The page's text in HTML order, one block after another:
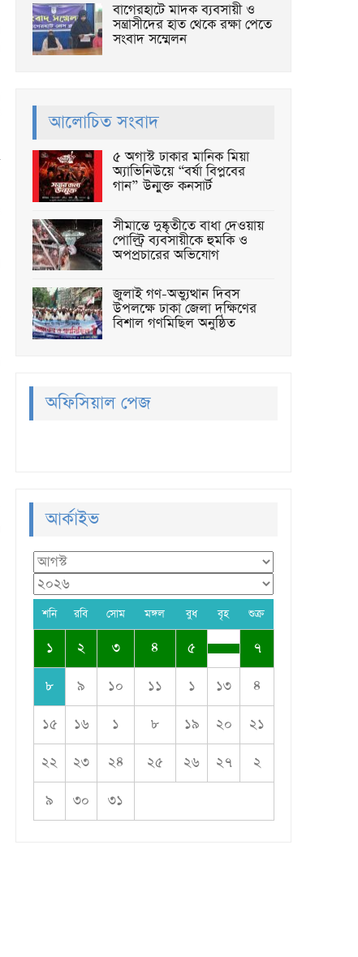
বাগেরহাটে মাদক ব্যবসায়ী ও
সন্ত্রাসীদের হাত থেকে রক্ষা পেতে
সংবাদ সম্মেলন
আলোচিত সংবাদ
৫ অগাস্ট ঢাকার মানিক মিয়া
অ্যাভিনিউয়ে “বর্ষা বিপ্লবের
গান” উন্মুক্ত কনসার্ট
সীমান্তে দুষ্কৃতীতে বাধা দেওয়ায়
পোল্ট্রি ব্যবসায়ীকে হুমকি ও
অপপ্রচারের অভিযোগ
জুলাই গণ-অভ্যুত্থান দিবস
উপলক্ষে ঢাকা জেলা দক্ষিণের
বিশাল গণমিছিল অনুষ্ঠিত
অফিসিয়াল পেজ
আর্কাইভ
শনি রবি সোম মঙ্গল বুধ বৃহ শুক্র
১ ২ ৩ ৪ ৫ ৭
৮ ৯ ১০ ১১ ১ ১৩ ৪
১৫ ১৬ ১ ৮ ১৯ ২০ ২১
২২ ২৩ ২৪ ২৫ ২৬ ২৭ ২
৯ ৩০ ৩১